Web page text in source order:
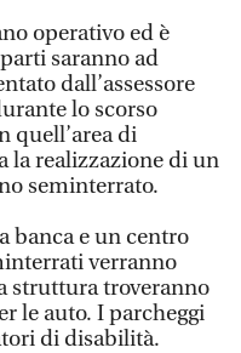
operativo ed è
saranno ad
dall’assessore
lo scorso
quell’area di
la realizzazione di un
seminterrato.
banca e un centro
verranno
struttura troveranno
le auto. I parcheggi
di disabilità.